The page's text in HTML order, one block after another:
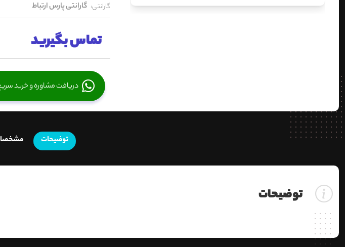
گارانتی: گارانتی پارس ارتباط
تماس بگیرید
دریافت مشاوره و خرید
توضیحات
توضیحات